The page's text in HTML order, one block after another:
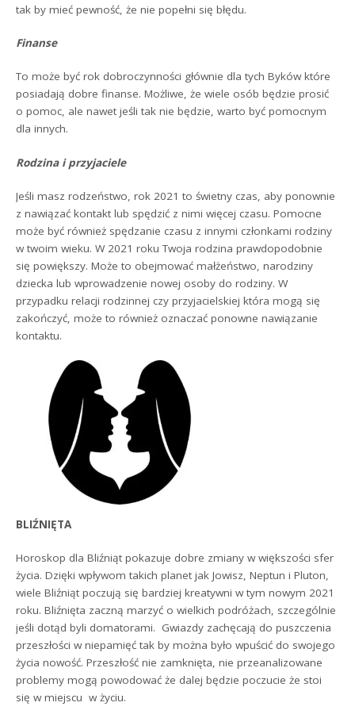
tak by mieć pewność, że nie popełni się błędu.
Finanse
To może być rok dobroczynności głównie dla tych Byków które
posiadają dobre finanse. Możliwe, że wiele osób będzie prosić
o pomoc, ale nawet jeśli tak nie będzie, warto być pomocnym
dla innych.
Rodzina i przyjaciele
Jeśli masz rodzeństwo, rok 2021 to świetny czas, aby ponownie
z nawiązać kontakt lub spędzić z nimi więcej czasu. Pomocne
może być również spędzanie czasu z innymi członkami rodziny
w twoim wieku. W 2021 roku Twoja rodzina prawdopodobnie
się powiększy. Może to obejmować małżeństwo, narodziny
dziecka lub wprowadzenie nowej osoby do rodziny. W
przypadku relacji rodzinnej czy przyjacielskiej która mogą się
zakończyć, może to również oznaczać ponowne nawiązanie
kontaktu.
BLIŹNIĘTA
Horoskop dla Bliźniąt pokazuje dobre zmiany w większości sfer
życia. Dzięki wpływom takich planet jak Jowisz, Neptun i Pluton,
wiele Bliźniąt poczują się bardziej kreatywni w tym nowym 2021
roku. Bliźnięta zaczną marzyć o wielkich podróżach, szczególnie
jeśli dotąd byli domatorami. Gwiazdy zachęcają do puszczenia
przeszłości w niepamięć tak by można było wpuścić do swojego
życia nowość. Przeszłość nie zamknięta, nie przeanalizowane
problemy mogą powodować że dalej będzie poczucie że stoi
się w miejscu w życiu.